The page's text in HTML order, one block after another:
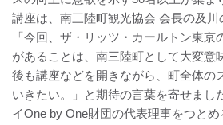
講座は、南三陸町観光協会 会長の及川
「今回、ザ・リッツ・カールトン東京
があることは、南三陸町として大変意
後も講座などを開きながら、町全体の
いきたい。」と期待の言葉を寄せまし
イOne by One財団の代表理事をつと